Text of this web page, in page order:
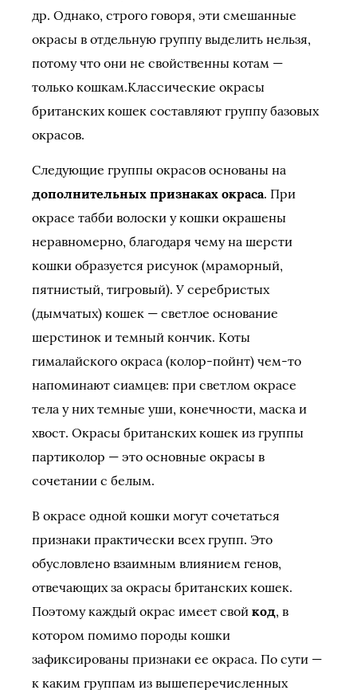
др. Однако, строго говоря, эти смешанные
окрасы в отдельную группу выделить нельзя,
потому что они не свойственны котам —
только кошкам.Классические окрасы
британских кошек составляют группу базовых
окрасов.
Следующие группы окрасов основаны на
дополнительных признаках окраса. При
окрасе табби волоски у кошки окрашены
неравномерно, благодаря чему на шерсти
кошки образуется рисунок (мраморный,
пятнистый, тигровый). У серебристых
(дымчатых) кошек — светлое основание
шерстинок и темный кончик. Коты
гималайского окраса (колор-пойнт) чем-то
напоминают сиамцев: при светлом окрасе
тела у них темные уши, конечности, маска и
хвост. Окрасы британских кошек из группы
партиколор — это основные окрасы в
сочетании с белым.
В окрасе одной кошки могут сочетаться
признаки практически всех групп. Это
обусловлено взаимным влиянием генов,
отвечающих за окрасы британских кошек.
Поэтому каждый окрас имеет свой код, в
котором помимо породы кошки
зафиксированы признаки ее окраса. По сути —
к каким группам из вышеперечисленных